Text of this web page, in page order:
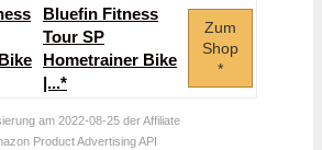
Bluefin Fitness
Tour SP
Hometrainer Bike
|...*
Zum
Shop
*
am 2022-08-25 der Affiliate
Product Advertising API